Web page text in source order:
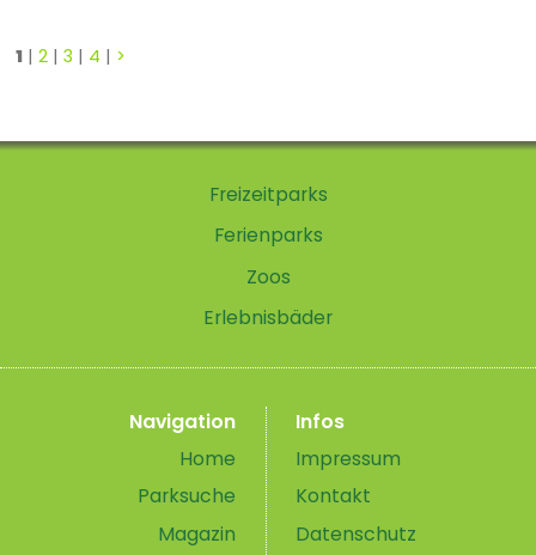
1| 2| 3 | 4 | >
Freizeitparks
Ferienparks
Zoos
Erlebnisbäder
Navigation
Home
Parksuche
Magazin
Infos
Impressum
Kontakt
Datenschutz